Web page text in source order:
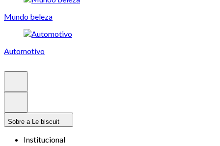
Mundo beleza
Automotivo
Sobre a Le biscuit
Institucional